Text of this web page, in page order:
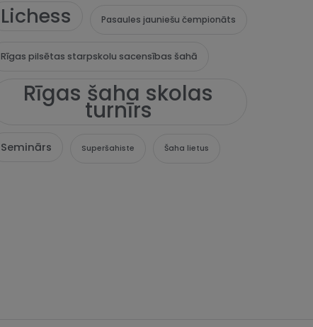
Lichess Pasaules jauniešu čempionāts
Rīgas pilsētas starpskolu sacensības šahā
Rīgas šaha skolas
turnīrs
Seminārs Superšahiste Šaha lietus